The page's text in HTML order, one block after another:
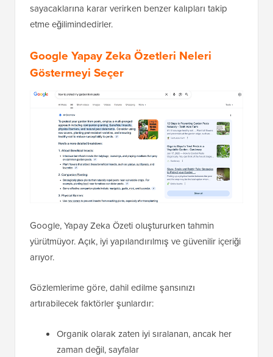
sayacaklarına karar verirken benzer kalıpları takip
etme eğilimindedirler.
Google Yapay Zeka Özetleri Neleri
Göstermeyi Seçer
Google, Yapay Zeka Özeti oluştururken tahmin
yürütmüyor. Açık, iyi yapılandırılmış ve güvenilir içeriği
arıyor.
Gözlemlerime göre, dahil edilme şansınızı
artırabilecek faktörler şunlardır:
Organik olarak zaten iyi sıralanan, ancak her
zaman değil, sayfalar